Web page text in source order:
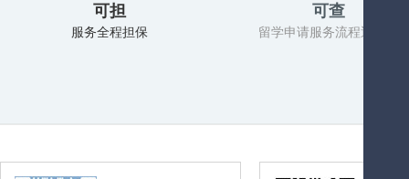
可担
服务全程担保
可查
留学申请服务流程透明化